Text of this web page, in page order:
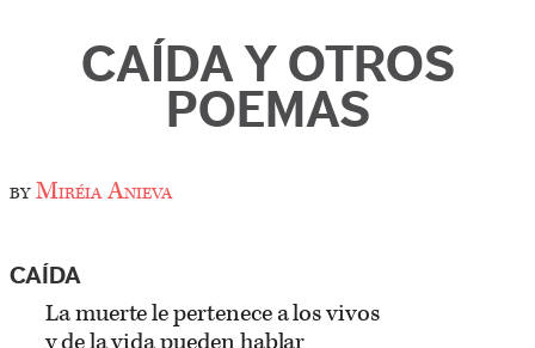
CAÍDA Y OTROS
POEMAS
byMiréia Anieva
CAÍDA
La muerte le pertenece a los vivos